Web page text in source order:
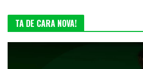
TA DE CARA NOVA!